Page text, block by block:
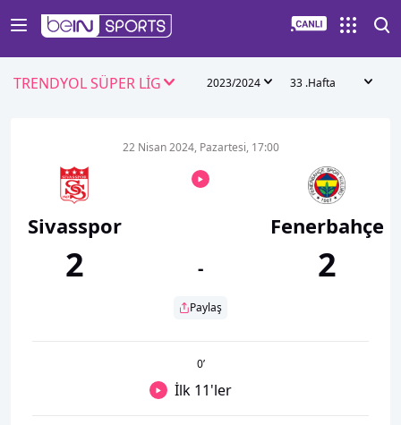
TRENDYOL SÜPER LİG 2023/2024 33 .Hafta
Sivasspor
2
22 Nisan 2024, Pazartesi, 17:00
-
Paylaş
Fenerbahçe
2
0’
İlk 11'ler